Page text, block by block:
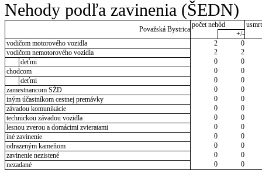
Nehody podľa zavinenia (ŠEDN)
Považská Bystrica
počet nehôd
+/-
vodičom motorového vozidla
2
0
vodičom nemotorového vozidla
2
2
deťmi
0
0
chodcom
0
0
deťmi
0
0
zamestnancom SŽD
0
0
iným účastníkom cestnej premávky
0
0
závadou komunikácie
0
0
technickou závadou vozidla
0
0
lesnou zverou a domácimi zvieratami
0
0
iné zavinenie
0
0
odrazeným kameňom
0
0
zavinenie nezistené
0
0
nezadané
0 0